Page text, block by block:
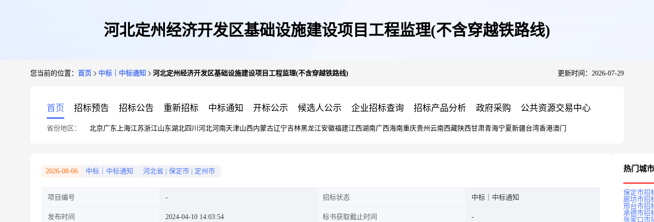
河北定州经济开发区基础设施建设项目工程监理(不含穿越铁路线)
您当前的位置： 首页 中标｜中标通知 河北定州经济开发区基础设施建设项目工程监理(不含穿越铁路线) 更新时间：2026-07-29
首页 招标预告 招标公告 重新招标 中标通知 开标公示 候选人公示 企业招标查询 招标产品分析 政府采购 公共资源交易中心
省份地区： 北京广东 上海江苏浙江山东湖北四川 河北河南天津山西内蒙古辽宁吉林黑龙江安徽福建江西湖南广西海南重庆贵州 云南西藏陕西甘肃青海宁夏新疆台湾香港澳门
2026-08-06 中标｜中标通知 河北省 保定市 定州市
项目编号 招标状态 中标｜中标通知
发布时间 2024-04-10 14:03:54 标书获取截止时间
热门城市
保定市招
廊坊市招
邢台市招
承德市招
张家口市